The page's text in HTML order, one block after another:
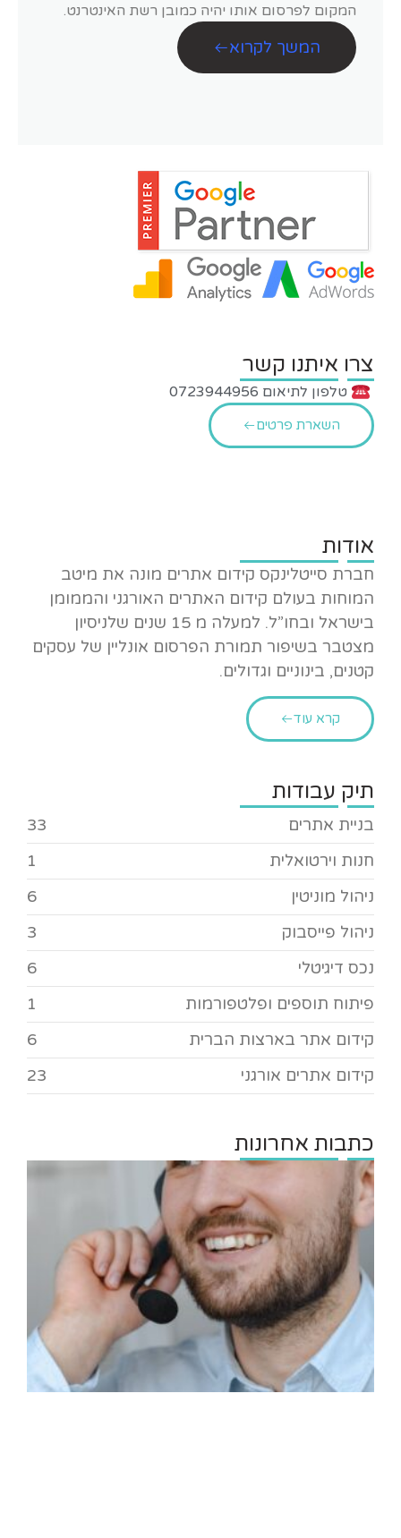
המקום לפרסום אותו יהיה כמובן רשת האינטרנט.
המשך לקרוא
צרו איתנו קשר
טלפון לתיאום 0723944956
השארת פרטים
אודות
חברת סייטלינקס קידום אתרים מונה את מיטב
המוחות בעולם קידום האתרים האורגני והממומן
בישראל ובחו”ל. למעלה מ 15 שנים שלניסיון
מצטבר בשיפור תמורת הפרסום אונליין של עסקים
קטנים, בינוניים וגדולים.
קרא עוד
תיק עבודות
בניית אתרים
33
חנות וירטואלית
1
ניהול מוניטין
6
ניהול פייסבוק
3
נכס דיגיטלי
6
פיתוח תוספים ופלטפורמות
1
קידום אתר בארצות הברית
6
קידום אתרים אורגני
23
כתבות אחרונות